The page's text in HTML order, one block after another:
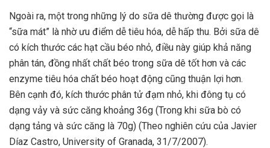
Ngoài ra, một trong những lý do sữa dê thường được gọi là
“sữa mát” là nhờ ưu điểm dễ tiêu hóa, dễ hấp thu. Bởi sữa dê
có kích thước các hạt cầu béo nhỏ, điều này giúp khả năng
phân tán, đồng nhất chất béo trong sữa dê tốt hơn và các
enzyme tiêu hóa chất béo hoạt động cũng thuận lợi hơn.
Bên cạnh đó, kích thước phân tử đạm nhỏ, khi đông tụ có
dạng vảy và sức căng khoảng 36g (Trong khi sữa bò có
dạng tảng và sức căng là 70g) (Theo nghiên cứu của Javier
Díaz Castro, University of Granada, 31/7/2007).